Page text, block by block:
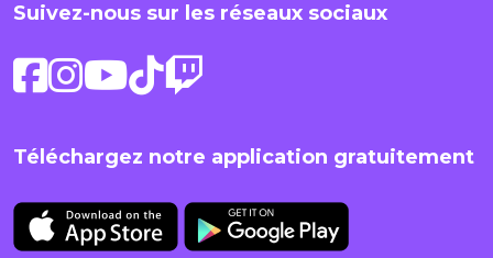
Suivez-nous sur les réseaux sociaux
Téléchargez notre application gratuitement